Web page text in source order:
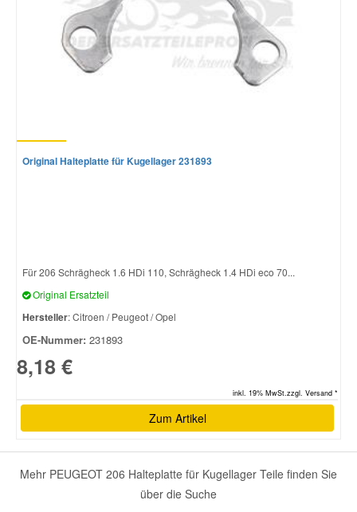
Original Halteplatte für Kugellager 231893
Für 206 Schrägheck 1.6 HDi 110, Schrägheck 1.4 HDi eco 70...
Original Ersatzteil
Hersteller: Citroen / Peugeot / Opel
OE-Nummer: 231893
8,18 €
inkl. 19% MwSt.zzgl. Versand *
Zum Artikel
Mehr PEUGEOT 206 Halteplatte für Kugellager Teile finden Sie
über die Suche